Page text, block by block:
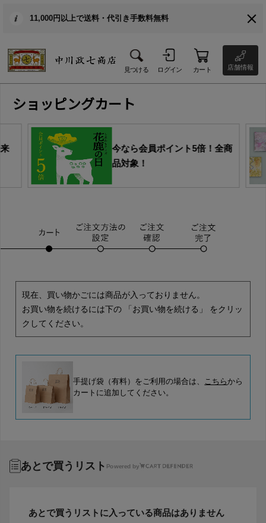
11,000円以上で送料・代引き手数料無料
見つける ログイン カート 店舗情報
ショッピングカート
今なら会員ポイント5倍！全商
品対象！
現在、買い物かごには商品が入っておりません。
お買い物を続けるには下の 「お買い物を続ける」 をクリッ
クしてください。
手提げ袋（有料）をご利用の場合は、 こちらから
カートに追加してください。
あとで買うリスト Powered by
あとで買うリストに入っている商品はありません